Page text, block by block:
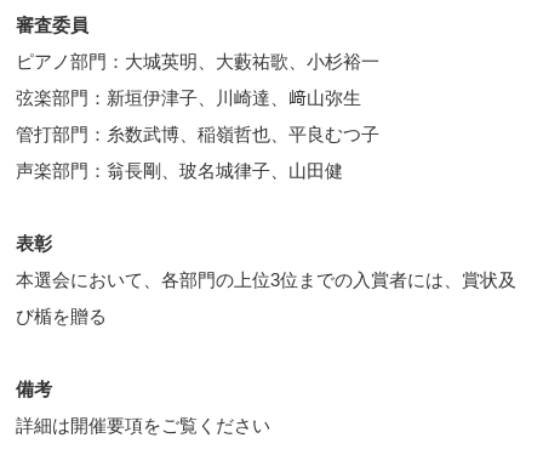
審査委員
ピアノ部門：大城英明、大藪祐歌、小杉裕一
弦楽部門：新垣伊津子、川崎達、﨑山弥生
管打部門：糸数武博、稲嶺哲也、平良むつ子
声楽部門：翁長剛、玻名城律子、山田健
表彰
本選会において、各部門の上位3位までの入賞者には、賞状及
び楯を贈る
備考
詳細は開催要項をご覧ください